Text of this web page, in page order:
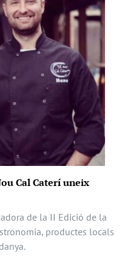
Cal Caterí uneix
de la II Edició de la
productes locals